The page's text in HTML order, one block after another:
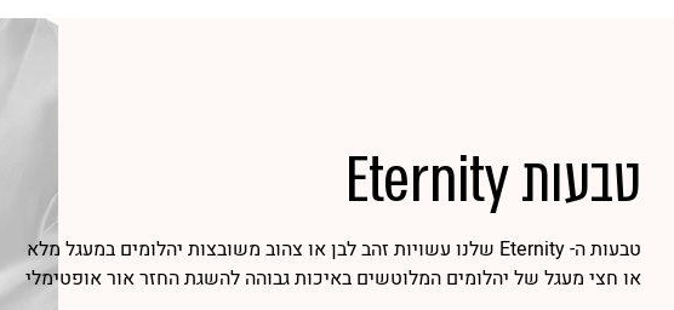
טבעות Eternity
טבעות ה- Eternity שלנו עשויות זהב לבן או צהוב משובצות יהלומים במעגל מלא
או חצי מעגל של יהלומים המלוטשים באיכות גבוהה להשגת החזר אור אופטימלי